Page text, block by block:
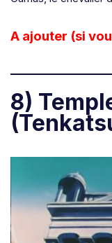
A ajouter (si
8)